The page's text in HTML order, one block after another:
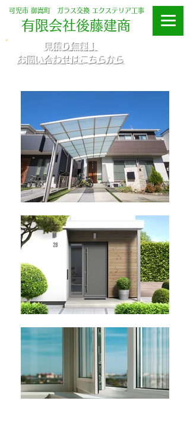
可児市 御嵩町 ガラス交換 エクステリア工事
​有限会社後藤建商
​見積り無料！
お問い合わせはこちらから